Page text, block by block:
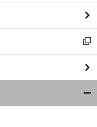
ウ
で
開
く
新
し
い
ウ
ィ
ン